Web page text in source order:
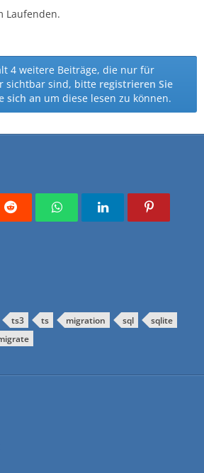
Laufenden.
4 weitere Beiträge, die nur für
sichtbar sind, bitte registrieren Sie
sich an um diese lesen zu können.
ts3 ts migration sql
sqlite